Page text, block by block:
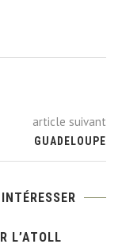
article suivant
GUADELOUPE
L’ATOLL